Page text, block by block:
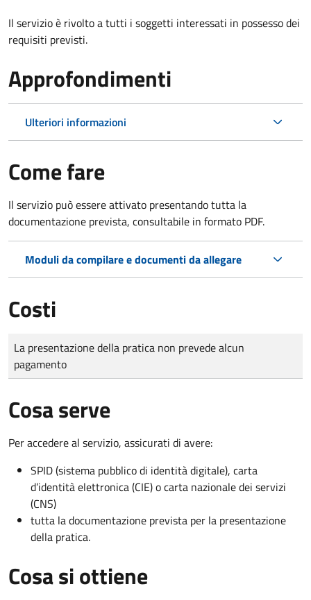
Il servizio è rivolto a tutti i soggetti interessati in possesso dei
requisiti previsti.
Approfondimenti
Ulteriori informazioni
Come fare
Il servizio può essere attivato presentando tutta la
documentazione prevista, consultabile in formato PDF.
Moduli da compilare e documenti da allegare
Costi
Tipo di pagamento
Importo
La presentazione della pratica non prevede alcun
pagamento
Cosa serve
Per accedere al servizio, assicurati di avere:
SPID (sistema pubblico di identità digitale), carta
d’identità elettronica (CIE) o carta nazionale dei servizi
(CNS)
tutta la documentazione prevista per la presentazione
della pratica.
Cosa si ottiene